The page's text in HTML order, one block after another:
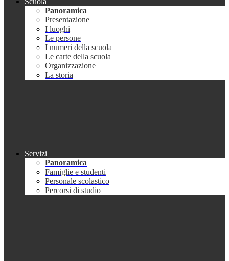
Panoramica
Presentazione
I luoghi
Le persone
I numeri della scuola
Le carte della scuola
Organizzazione
La storia
Servizi
Panoramica
Famiglie e studenti
Personale scolastico
Percorsi di studio